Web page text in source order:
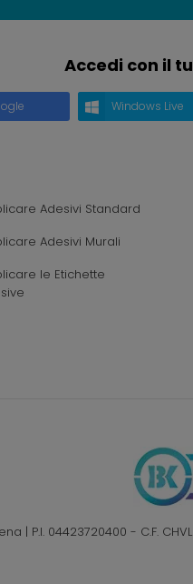
Accedi con il
Windows Live
Adesivi Standard
Adesivi Murali
le Etichette
| P.I. 04423720400 - C.F.